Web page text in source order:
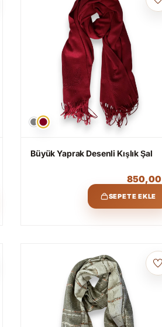
Büyük Yaprak Desenli Kışlık Şal
850,00
SEPETE EKLE